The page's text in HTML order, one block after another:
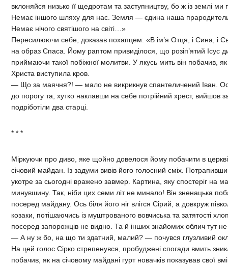
вклоняйся низько її щедротам та заступництву, бо ж із землі
Немає іншого шляху для нас. Земля — єдина наша
Немає нічого святішого на світі…»
Пересилюючи себе, доказав похапцем: «В ім’я Отця, і Сина, і
на образ Спаса. Йому раптом привиділося, що розіп’ятий Ісус
приймаючи такої побіжної молитви. У якусь мить він побачив, як
Христа виступила кров.
— Що за маячня?! — мало не викрикнув спантеличений Іван.
до порогу та, хутко наклавши на себе потрійний хрест, вийшов
подріботіли два старці.
* * *
Міркуючи про диво, яке щойно довелося йому побачити в
січовий майдан. Із задуми вивів його голосний сміх.
укотре за сьогодні вражено завмер. Картина, яку спостеріг на
минувшину. Так, ніби цих семи літ не минало! Він зненацька
посеред майдану. Ось біля його ніг влігся Сірий, а довкруж
козаки, потішаючись із муштрованого вовчиська та затятості
посеред запорожців не видно. Та й інших знайомих облич тут
— А ну ж бо, на що ти здатний, малий? — почувся глузливий
На цей голос Сірко стрепенувся, пробуджені спогади вмить
побачив, як на січовому майдані гурт новачків показував свої